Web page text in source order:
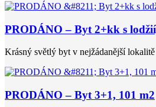
PRODÁNO – Byt 2+kk s
Krásný světlý byt v nejžádanější lokalitě
PRODÁNO – Byt 3+1, 101 m2